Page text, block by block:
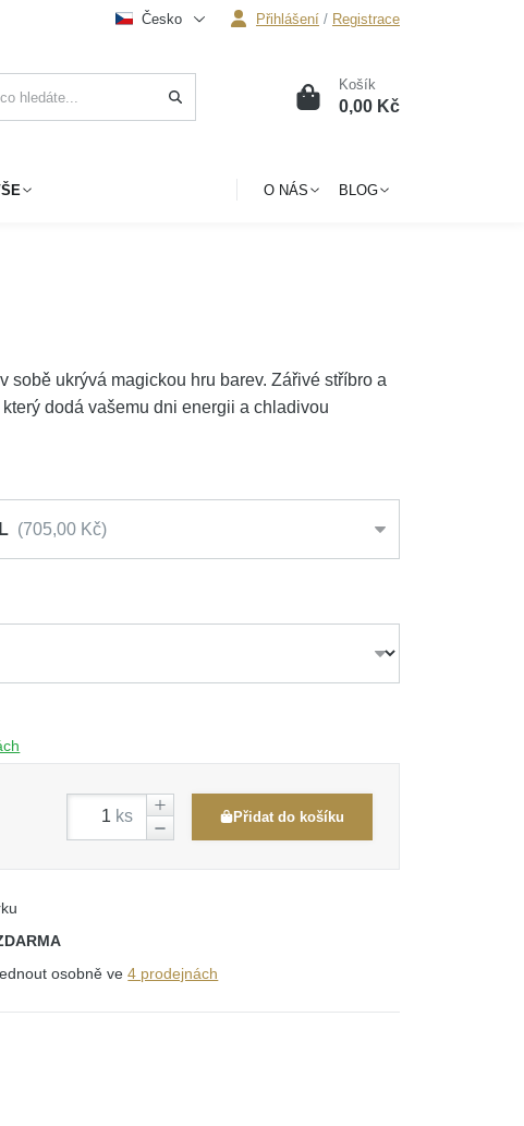
Česko Přihlášení / Registrace
0 Košík
0,00 Kč
O NÁS BLOG
v sobě ukrývá magickou hru barev. Zářivé stříbro a
dodá vašemu dni energii a chladivou
705,00 Kč
ks Přidat do košíku
osobně ve4 prodejnách